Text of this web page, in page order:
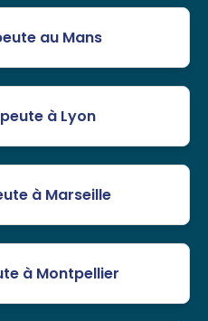
au Mans
à Lyon
à Marseille
à Montpellier